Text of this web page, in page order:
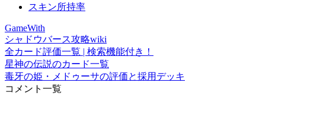
スキン所持率
GameWith
シャドウバース攻略wiki
全カード評価一覧 | 検索機能付き！
星神の伝説のカード一覧
毒牙の姫・メドゥーサの評価と採用デッキ
コメント一覧